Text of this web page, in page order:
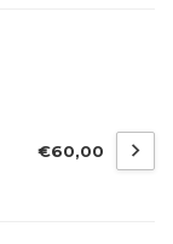
€60,00